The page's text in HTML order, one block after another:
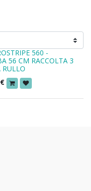
560 -
56 CM RACCOLTA 3
RULLO
€